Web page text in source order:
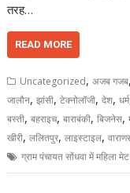
तरह…
READ MORE
Uncategorized,अजब गजब
जालौन,झांसी,टेक्नोलॉजी,देश,धर्म
बस्ती,बहराइच,बाराबंकी,बिजनेस,
खीरी,ललितपुर,लाइस्टाइल,
ग्राम पंचायत सोंधवा में महिला मेट